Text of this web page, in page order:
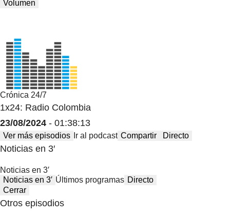
Volumen
Crónica 24/7
1x24: Radio Colombia
23/08/2024 - 01:38:13
Ver más episodios Ir al podcast Compartir Directo
Noticias en 3′
Noticias en 3′
Noticias en 3′ Últimos programas Directo
Cerrar
Otros episodios